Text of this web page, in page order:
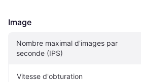
Image
Nombre maximal d'images par
seconde (IPS)
Vitesse d'obturation